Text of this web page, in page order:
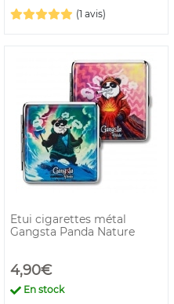
(1 avis)
Etui cigarettes métal
Gangsta Panda Nature
4,90€
En stock